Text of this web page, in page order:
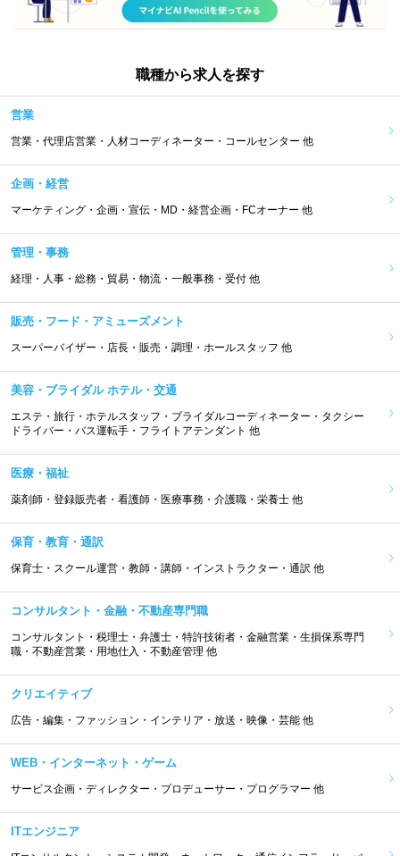
職種から求人を探す
営業
営業・代理店営業・人材コーディネーター・コールセンター 他
企画・経営
マーケティング・企画・宣伝・MD・経営企画・FCオーナー 他
管理・事務
経理・人事・総務・貿易・物流・一般事務・受付 他
販売・フード・アミューズメント
スーパーバイザー・店長・販売・調理・ホールスタッフ 他
美容・ブライダル ホテル・交通
エステ・旅行・ホテルスタッフ・ブライダルコーディネーター・タクシー
ドライバー・バス運転手・フライトアテンダント 他
医療・福祉
薬剤師・登録販売者・看護師・医療事務・介護職・栄養士 他
保育・教育・通訳
保育士・スクール運営・教師・講師・インストラクター・通訳 他
コンサルタント・金融・不動産専門職
コンサルタント・税理士・弁護士・特許技術者・金融営業・生損保系専門
職・不動産営業・用地仕入・不動産管理 他
クリエイティブ
広告・編集・ファッション・インテリア・放送・映像・芸能 他
WEB・インターネット・ゲーム
サービス企画・ディレクター・プロデューサー・プログラマー 他
ITエンジニア